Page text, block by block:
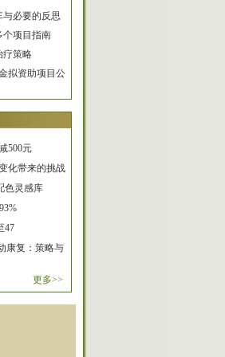
必要的反思
个项目指南
疗策略
拟资助项目公
500元
化带来的挑战
色灵感库
47
康复：策略与
更多>>